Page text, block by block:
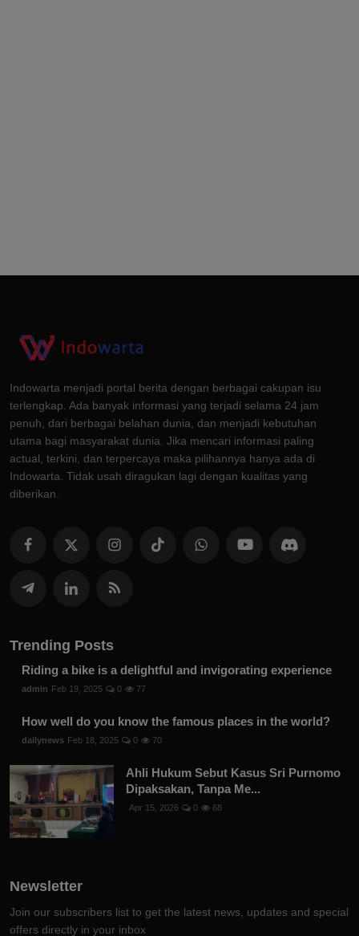
Indowarta menjadi portal berita dengan berbagai cakupan isu
terlengkap. Ada banyak informasi yang terjadi selama 24 jam
penuh, dari berbagai belahan dunia, dan menjadi kebutuhan
utama bagi masyarakat dunia. Jika mencari informasi paling
actual, terkini, dan terpercaya maka pilihannya hanya ada di
Indowarta. Tidak usah diragukan lagi dengan kualitas yang
diberikan.
Trending Posts
Riding a bike is a delightful and invigorating experience
admin Feb 19, 2025 0 77
How well do you know the famous places in the world?
dailynews Feb 18, 2025 0 70
Ahli Hukum Sebut Kasus Sri Purnomo
Dipaksakan, Tanpa Me...
Apr 15, 2026 0 68
Newsletter
Join our subscribers list to get the latest news, updates and special
offers directly in your inbox